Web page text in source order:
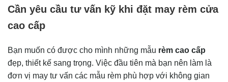
Cần yêu cầu tư vấn kỹ khi đặt may rèm cửa
cao cấp
Bạn muốn có được cho mình những mẫu rèm cao cấp
đẹp, thiết kế sang trọng. Việc đầu tiên mà bạn nên làm là
đơn vị may tư vấn các mẫu rèm phù hợp với không gian